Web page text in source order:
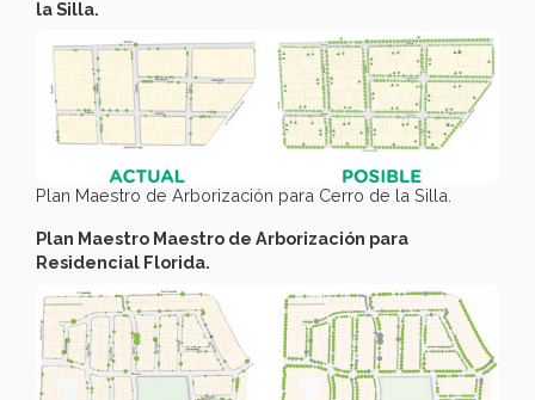
la Silla.
Plan Maestro de Arborización para Cerro de la Silla.
Plan Maestro Maestro de Arborización para
Residencial Florida.